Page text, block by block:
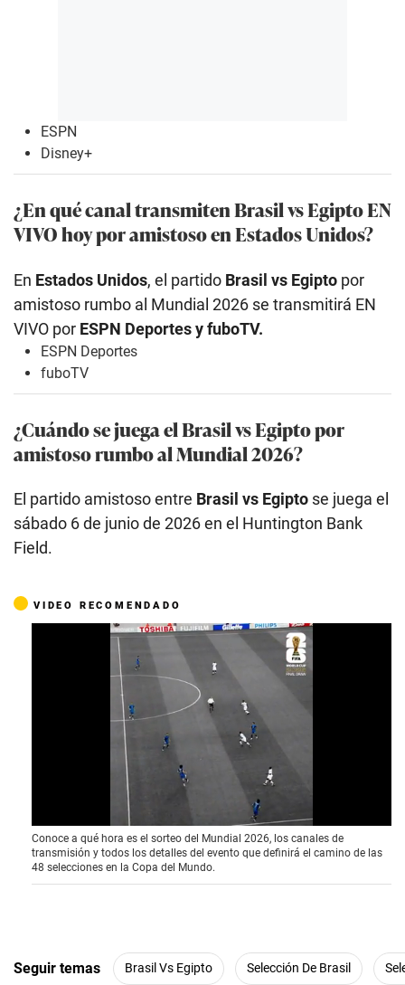
ESPN
Disney+
¿En qué canal transmiten Brasil vs Egipto EN
VIVO hoy por amistoso en Estados Unidos?
En Estados Unidos, el partido Brasil vs Egipto por
amistoso rumbo al Mundial 2026 se transmitirá EN
VIVO por ESPN Deportes y fuboTV.
ESPN Deportes
fuboTV
¿Cuándo se juega el Brasil vs Egipto por
amistoso rumbo al Mundial 2026?
El partido amistoso entre Brasil vs Egipto se juega el
sábado 6 de junio de 2026 en el Huntington Bank
Field.
VIDEO RECOMENDADO
0
o
f
4
1
n
d
Conoce a qué hora es el sorteo del Mundial 2026, los canales de
transmisión y todos los detalles del evento que definirá el camino de las
48 selecciones en la Copa del Mundo.
Seguir temas Brasil Vs Egipto Selección De Brasil